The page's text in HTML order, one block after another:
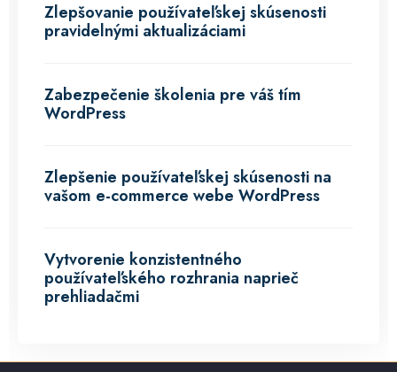
Zlepšovanie používateľskej skúsenosti
pravidelnými aktualizáciami
Zabezpečenie školenia pre váš tím
WordPress
Zlepšenie používateľskej skúsenosti na
vašom e-commerce webe WordPress
Vytvorenie konzistentného
používateľského rozhrania naprieč
prehliadačmi